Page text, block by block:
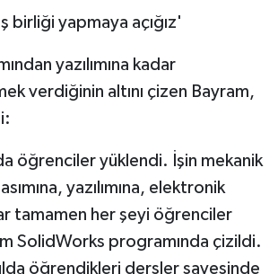
birliği yapmaya açığız'
yazılımına kadar
verdiğinin altını çizen Bayram,
öğrenciler yüklendi. İşin mekanik
yazılımına, elektronik
tamamen her şeyi öğrenciler
SolidWorks programında çizildi.
öğrendikleri dersler sayesinde